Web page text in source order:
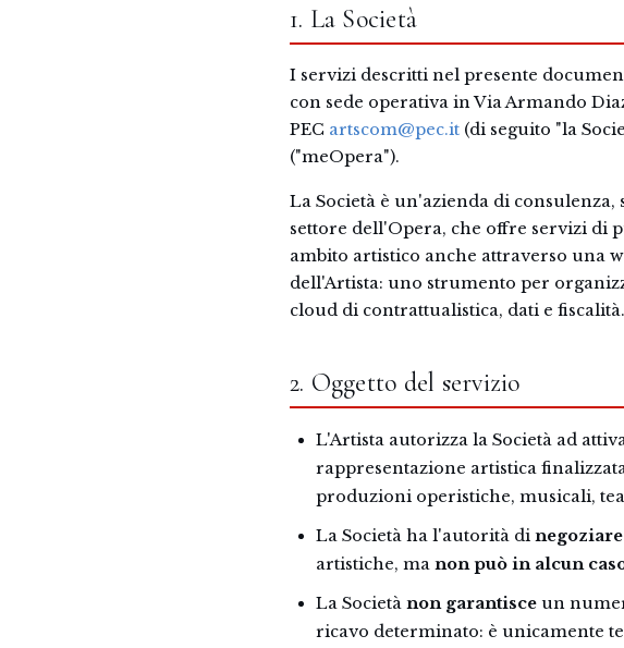
1. La Società
I servizi descritti nel presente
con sede operativa in Via Armando
PEC artscom@pec.it (di seguito "la
("meOpera").
La Società è un'azienda di
settore dell'Opera, che offre servizi di
ambito artistico anche attraverso una
dell'Artista: uno strumento per
cloud di contrattualistica, dati e fiscalità.
2. Oggetto del servizio
L'Artista autorizza la Società ad
rappresentazione artistica
produzioni operistiche, musicali,
La Società ha l'autorità di
artistiche, ma non può in alcun
La Società non garantisce un
ricavo determinato: è unicamente